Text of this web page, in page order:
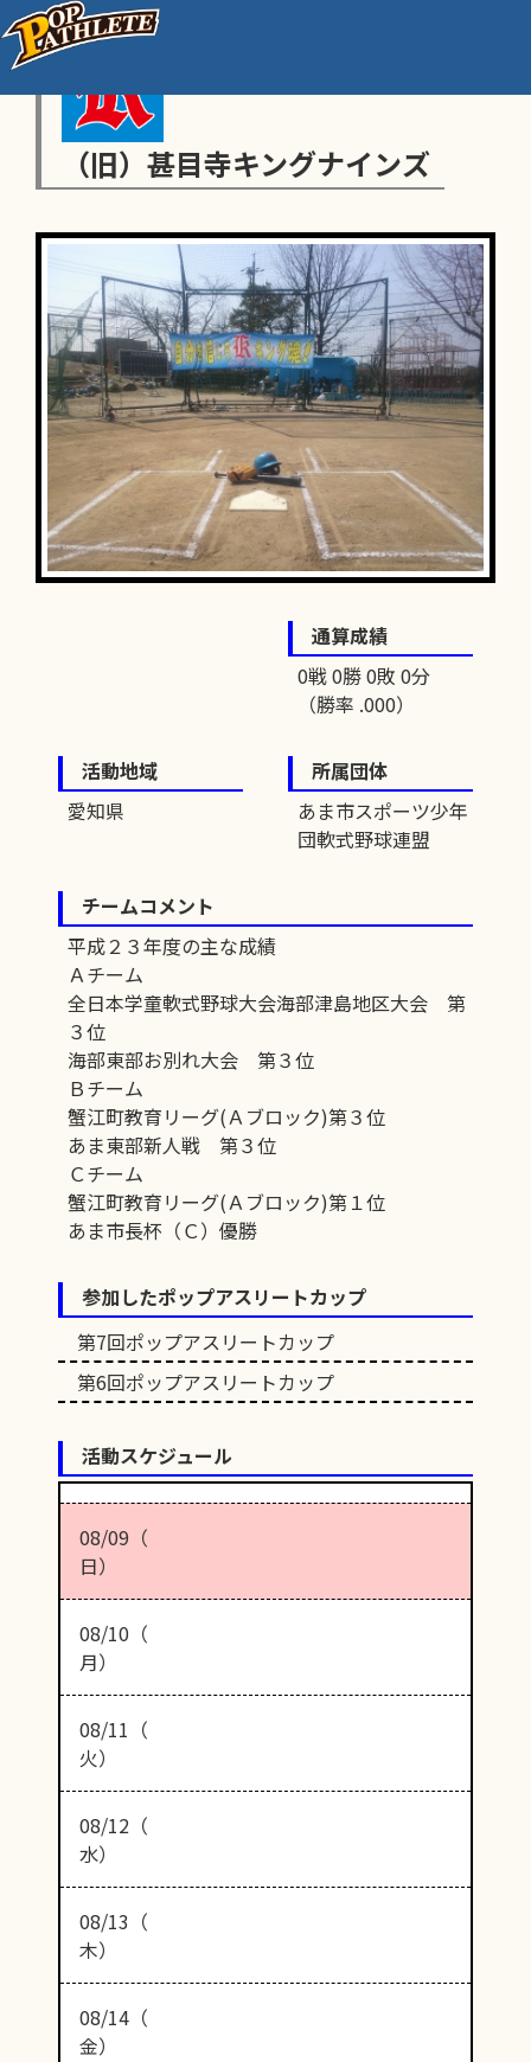
（旧）甚目寺キングナインズ
通算成績
0戦 0勝 0敗 0分
（勝率 .000）
活動地域
愛知県
所属団体
あま市スポーツ少年
団軟式野球連盟
チームコメント
平成２３年度の主な成績
Ａチーム
全日本学童軟式野球大会海部津島地区大会 第
３位
海部東部お別れ大会 第３位
Ｂチーム
蟹江町教育リーグ(Ａブロック)第３位
あま東部新人戦 第３位
Ｃチーム
蟹江町教育リーグ(Ａブロック)第１位
あま市長杯（Ｃ）優勝
参加したポップアスリートカップ
第7回ポップアスリートカップ
第6回ポップアスリートカップ
活動スケジュール
08/09（
日）
08/10（
月）
08/11（
火）
08/12（
水）
08/13（
木）
08/14（
金）